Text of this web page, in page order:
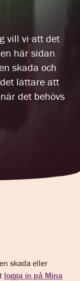
vill vi att det
här sidan
skada och
lättare att
det behövs
skada eller
logga in på Mina